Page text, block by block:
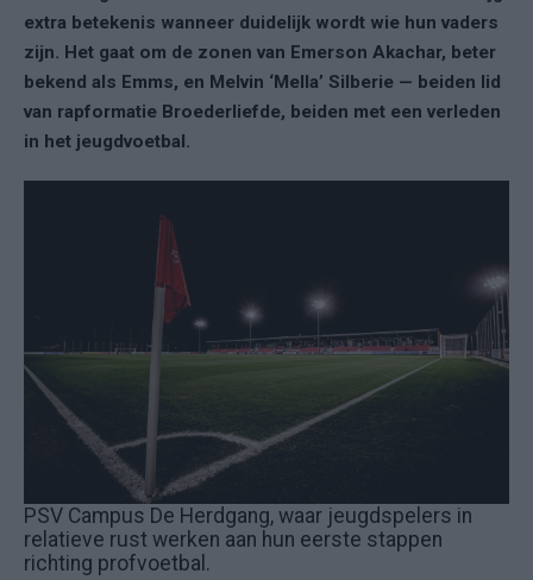
extra betekenis wanneer duidelijk wordt wie hun vaders
zijn. Het gaat om de zonen van Emerson Akachar, beter
bekend als Emms, en Melvin ‘Mella’ Silberie — beiden lid
van rapformatie Broederliefde, beiden met een verleden
in het jeugdvoetbal.
PSV Campus De Herdgang, waar jeugdspelers in
relatieve rust werken aan hun eerste stappen
richting profvoetbal.